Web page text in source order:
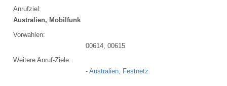
Anrufziel:
Australien, Mobilfunk
Vorwahlen:
00614, 00615
Weitere Anruf-Ziele:
- Australien, Festnetz